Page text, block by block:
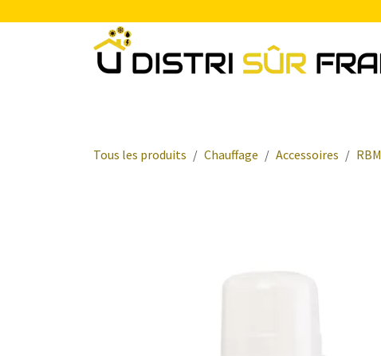
Tous les produits Chauffage Accessoires RBM